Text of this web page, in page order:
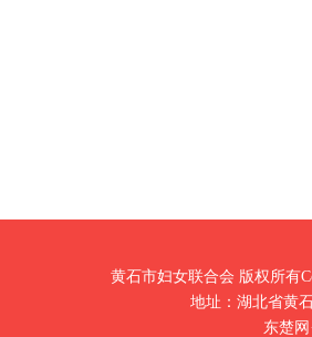
黄石市妇女联合会 版权所有
地址：湖北省黄
东楚